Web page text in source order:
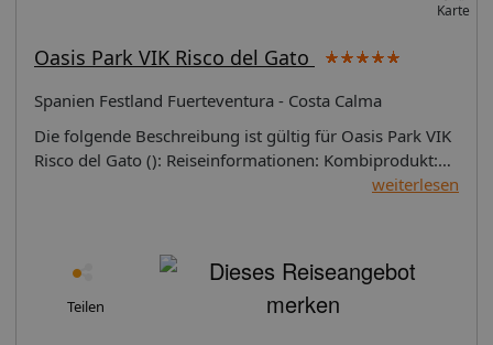
Karte
Oasis Park VIK Risco del Gato
Spanien Festland Fuerteventura - Costa Calma
Die folgende Beschreibung ist gültig für Oasis Park VIK Risco del Gato (): Reiseinformationen: Kombiprodukt: Hotelaufenthalt inklusive Eintritt in den Oasis Park Landeskategorie: nicht klassifiziert Die folgende Beschreibung ist gültig für Oasis Park Fuerteventura (): Lage: Verbringen Sie einen außergewöhnlichen Urlaub und kombinieren Sie diesen mit der „Oase“ Fuerteventuras. Tauchen Sie ein in exotische Welten und lassen Sie sich von mehr als 3000 Tieren 250 verschiedener Arten begeistern und erleben Sie bei einer spannenden Erlebnisexpedition einen exklusiven Blick hinter die Kulissen einer zoologischen Erlebniswelt. Der an der südöstlichen Küste gelegene Oasis Park Fuerteventura ist ein schönes Naturschutzgebiet, das auf jeden Fall einen Besuch wert ist. Seine Flora und Fauna finden auf einem 800.000 m² großen Gelände Zuflucht und Schutz. Dort befindet sich ein einzigartiger Botanischer Garten mit dem größten Kakteengarten Europas. Erleben Sie Live-Veranstaltungen mit Papageien, Seelöwen, Raubvögeln sowie Reptilien oder nehmen Sie direkten Kontakt mit Lemuren in der Madagaskar-Galerie, mit Seelöwen unter Wasser oder mit einer spektakulären Kameltour entlang der Küste auf. Solche Momente sind einfach unvergesslich. Der Oasis Park Fuerteventura ist nicht nur ein Ort für Spaß und Unterhaltung, sondern auch eine Einrichtung, die sich der Entwicklung von Projekten zur Bewahrung, Erziehung und Erforschung von Flora und Fauna widmet, wie etwa die Projekte zur Cuviergazelle, dem Afrikanischen Elefanten und dem Kanarischen Kamel. Dank dieses letztgenannten Projekts befindet sich hier das größte Kamelreservat Europas und die Vorteile der Kamelmilch für die menschliche Gesundheit werden erforscht. Der Park ist das ganze Jahr über geöffnet und hat 3 Restaurants, einen Spielbereich für Kinder und eine Farm mit Haustieren. Kombinieren Sie den täglichen Eintritt in den Oasis Park mit einem ausgesuchten Hotel aus unserem Programm (R2 RIO CALMA FUE867, Fuerteventura Princess FUE810, VIK Risco del Gato FUE802 (nur noch bis 31.10.2018), R2 Pajara Beach FUE803 (ab 1.11.2018), Sotavento Beach Club FUE801, Iberostar Playa Gaviotas FUE829, Iberostar Playa Gaviotas Park FUE833, Aldiana Fuerte FUE838, IFA Altamarena FUE826 oder SBH Costa Calma Beach Resort FUE898 (nur noch bis 31.10.2018, danach SBH Monica Beach App. FUE825) ) und lernen Sie die Oase Fuerteventuras kennen. Ein kostenloser Shuttlebus holt die Besucher 2 x vormittags an verschiedenen Orten der Insel ab: R2 RIO CALMA Abholung 9:15 Uhr oder 10:50 Uhr am Hoteleingang, FUE PRINCESS Abholung 9:30 Uhr und 10:40 Uhr am Hoteleingang, VIK Risco del Garto Abholung 8:45 Uhr und 10:20 Uhr am Hoteleingang vom H10 Tindaya, Sotavento Beach Club Abholung 09 Uhr und 10:35 Uhr am Hoteleingang, Iberostar Playa Gaviotas Abholung um 9:15 Uhr und 10:35 Uhr am Hoteleingang, Iberostar Playa Gaviotas Park Abholung um 9:15 Uhr und 10:35 Uhr am Hoteleingang, Aldiana Fuerteventura Abholung um 9:20 Uhr und 10:40 Uhr am Hoteleingang, IFA Altamarena Abholung am Cosmo Shopping Centre Bus Stop um 8:55 Uhr und 10:15 Uhr, SBH Costa Calma Beach Resort Abholung um 9:15 Uhr und 10:50 Uhr am Hoteleingang, SBH Monica Beach Abholung um 8:50 Uhr und 10:30 Uhr an der Digitaluhr.Um 16:30 Uhr und 17:30 Uhr fahren jeweils die Busse zurück in die oben genannten Hotels/Orte. Die Entfernung beträgt je Hotel/Ort zwischen 6 und 30 km (15-30 Minuten Fahrtzeit). Landeskategorie: nicht klassifiziert Die folgende Beschreibung ist gültig für VIK Suite Hotel Risco del Gato (): Das kleine, luxuriöse VIK Suite Hotel Risco del Gato ist eine Oase der Ruhe und Entspannung, umgeben von einem 30.000 m² großen Garten mit Kakteen, Palmen und farbenprächtigen Blumen. In privilegierter Lage an den feinen weißen Traum-Stränden der Costa Calma, garantieren Ihnen die Junior- und Senior-Suiten eine private Atmosphäre mit höchstem Komfort. Alle Bungalow-Suiten mit einzigartiger Architektur verfügen über einen Jacuzzi im Badezimmer sowie einen eigenen kleinen Innenhof mit Sonnenliegen und einer Dusche im Freien. Die großzügig ausgestatteten Premium-Suiten haben die beste Lage im Hotel mit einem wunderschönen Blick über den atlantischen Ozean. Entspannen Sie im Jacuzzi oder gönnen Sie sich eine traditionelle Thai-Massage im SPA-Center „Thai SPA Estetic“. Professionelle, verschiedene Behandlungen, Sauna, Dampfbad und Solarium runden das Wohlfühl-Programm ab. Überraschen Sie Ihren Partner mit einem Frühstück oder romantischen Abendessen im “Cenador”, einem Außen-Pavillion nahe des Restaurants. Lage: Ruhig gelegen. Zum langen Sandstrand der Costa Calma sind es ca. 200 Meter. Das Ortszentrum mit Geschäften, Bars und Restaurant liegt ca. 3 km entfernt. Ausstattung: Das wunderschöne Suite-Hotel mit 45 Juniorsuiten und 6 Seniorsuiten bietet eine private und unvergleichliche Atmosphäre. Dieses Haus verfügt über eine 24-Stunden-Rezeption (Nachts Nachtwächter), Wi-Fi (gratis an der Rezeption), Miethandy gegen Gebühr, Bar-Salon, ein Frühstücks-Restaurant/Cafeteria mit Terrasse mit schönem Blick zur Poollandschaft und zum Meer, ein Restaurant sowie ein À-la-carte-Restaurant mit vorwiegend mediterraner Küche. In der Außenanlage befinden sich 2 Swimmingpools (einer davon mit Wasserbetten und Duschstrahlen), Jacuzzi, ein Hallenbad für Erwachsene (im Winter beheizbar) sowie eine Sonnenterrasse mit Liegen mit Auflagen und Sonnenschirme. Buchbare Unterbringungsmöglichkeiten: Juniorsuite (J2B): Die Juniorsuiten sind großzügig und komfortabel eingerichtet und verfügen über ein Wohnzimmer, ein separates Schlafzimmer (2 King-Size-Betten), Sat.-TV, Kaffeekocher, Klimaanlage (individuell regulierbar), Telefon, Safe (gegen Gebühr), Musikanlage mit CD-Player, Minibar (gegen Gebühr), Ankleideraum, Bad/WC mit runder Hydromassagebadewanne, separate Dusche, 2 Waschbecken, separates WC mit Bidet, Föhn, Bademäntel und Slipper. Jede Juniorsuite hat einen eigenen Innenhof mit Liegen, Auflagen, kleinem Tisch und Sonnenschirm sowie einer Außendusche. Zudem gibt es eine möblierte Terrasse. Auch zur Alleinbenutzung (J1B) buchbar und als begrenztes Kontingent zum speziellen Preis buchbar (XBJ). Juniorsuite Meerblick (B2J): Gleiche Ausstattung wie die Juniorsuite, jedoch mit Meerblick. Seniorsuite: Gleiche Ausstattung wie die Juniorsuiten, verfügen jedoch über ein zweites separates Schlafzimmer. Romantic Rooms: Die großzügig und komfortabel eingerichteten Romantic Rooms verfügen über ein Wohnzimmer, ein separates Schlafzimmer, Sat.-TV, Kaffeekocher, Klimaanlage (individuell regulierbar), Telefon, Safe (gegen Gebühr), Musikanlage mit CD-Player, Minibar (gegen Gebühr), Ankleideraum, Bad/WC mit runder Hydromassagebadewanne, separate Dusche, 2 Waschbecken, separates WC mit Bidet, Föhn, Bademäntel und Slippe sowie eine möbilierte Terrasse mit Meerblick. Jedes Zimmer hat einen eigenen Innenhof mit Liegen, Auflagen, kleinem Tisch und Sonnenschirm sowie einer Außendusche. Zusätzlich bieten die Romantic Rooms Annehmlichkeiten wie kostenfreien Eintritt in den Wellnessbereich (Anwendungen gegen Gebühr), 20 Minuten Massage pro Person/Aufenthalt, 1x Romantic-Dinner in der "Cenador" (Getränke gegen Gebühr) pro Zimmer/Aufenthalt sowie 1x romantischer Jacuzzi im Freien mit Erdbeeren und 1 Flasche Sekt pro Aufenthalt/Zimmer. Bei Ankunft am 14.2. "Valentinstag" wird ein Obstkorb auf dem Zimmer bereitgestellt sowie bei Anmeldung von Jubiläen oder Honeymoonern werden Rosenblüten in der Hydromassagebadewanne auf dem Zimmer 1x pro Aufenthalt organisiert. Buchbar unter RR2. und ab 18 Jahren. Suite Margarita Bonita (2SB): Die unvergleichlich designte Suite (ca. 111m²) bietet Ihnen eine einzigartige Atmosphäre, die vor allem durch die gewölbte Kuppel, welche das LED-Licht reflektiert, entsteht.Zudem verfügt sie über ein motorisiertes Kingsize-Bett und ein Neotantra Sofa.Die rechte, komplett verspiegelte Wand des Zimmers, sowie der Whirlpool und das romantisch designte Wohnzimmer sind weitere Highlights dieser Suite, welche Ihren Urlaub unvergesslich machen werden. Sowie der Innenhof mit privater Sonnenterrasse (27m2) im kanarischen Stil mit 2 Holz-Liegebetten, Dusche, Sonnenschirm und Tisch mit Stühlen und die Gartenterrasse (30m2) mit 2 Stühlen, Sonnenschirm und einen Tisch zum Entspannen und Sonnenbaden einladen.Zur weiteren Ausstattung gehören eine Klimaanlage (Kühl-/Heizfunktion), ein LCD Sat.-TV im Schlafzimmer und ein Sat.-TV im Wohnzimmer, Safe (gegen Gebühr) und eine Minibar.Folgende Annehmlichkeiten stehen Ihnen zusätzlich zur Verfügung: Erotisches Willkommenspaket, Kopfkissenmenü, Hausschuhe & Bademantel. Juniorsuite JS2 (FUEA62): Jede Juniorsuite besteht aus einem Schlafzimmer mit zwei Betten von je 1,50 x 2 m, einem kleinen Wohnraum, einem Ankleidezimmer mit großem Einbauschrank, Außenbad, privatem Solarium im Innenhof und einem Garten mit Außenterrasse, der zum Gemeinschaftsgarten hin geöffnet ist (JS2). Wahlweise auch zur Alleinnutzung (JS1) buchbar. Suite (FUEA62) S2: Diese verfügen über Balkon oder Terrasse, Bad/Dusche, WC, Jacuzzi, King Size Bett, Klimaanlage, Telefon, TV und Safe (S2). Buchbare Verpflegungsmöglichkeiten: Frühstück, Halbpension: Reichhaltiges Frühstücksbuffet. Am Abend Menüwahl, (mehrere Vorspeisen und Hauptgänge zur Auswahl), zusätzlich Salat-, Käse- und Nachtischbuffet oder mehrmals die Woche Themenabende in Buffetform. Abends 2 Essenzeiten. Romantic-Dinner im „Cenador“ (gegen Gebühr und nach Verfügbarkeit). Landeskategorie: 4 Sterne Sport inklusive: Fitnessraum. Sport gegen Gebühr: Wassersportmöglichkeiten am Strand (durch örtliche Anbieter und gegen Gebühr). Wellness: Spa-Center mit Whirlpool, Dampfbad, Sauna, Kältebad, Erlebnisduschen und Fitnessraum gebührenfrei vorhanden. Massagen und diverse Anwendungen gegen Gebühr. Hotelservice: Poolhandtücher erhältlich.Wi-Fi gratis an der Rezeption. Im Rest der Anlage gg. Gebühr. Hinweise: Der Transferbus hält ca. 100 Meter vom Hotel entfernt, da die Einfahrt zu eng ist.Parkplatz vorhanden.Haustiere (Hund/Katze) bis 15 Kg
weiterlesen
Teilen